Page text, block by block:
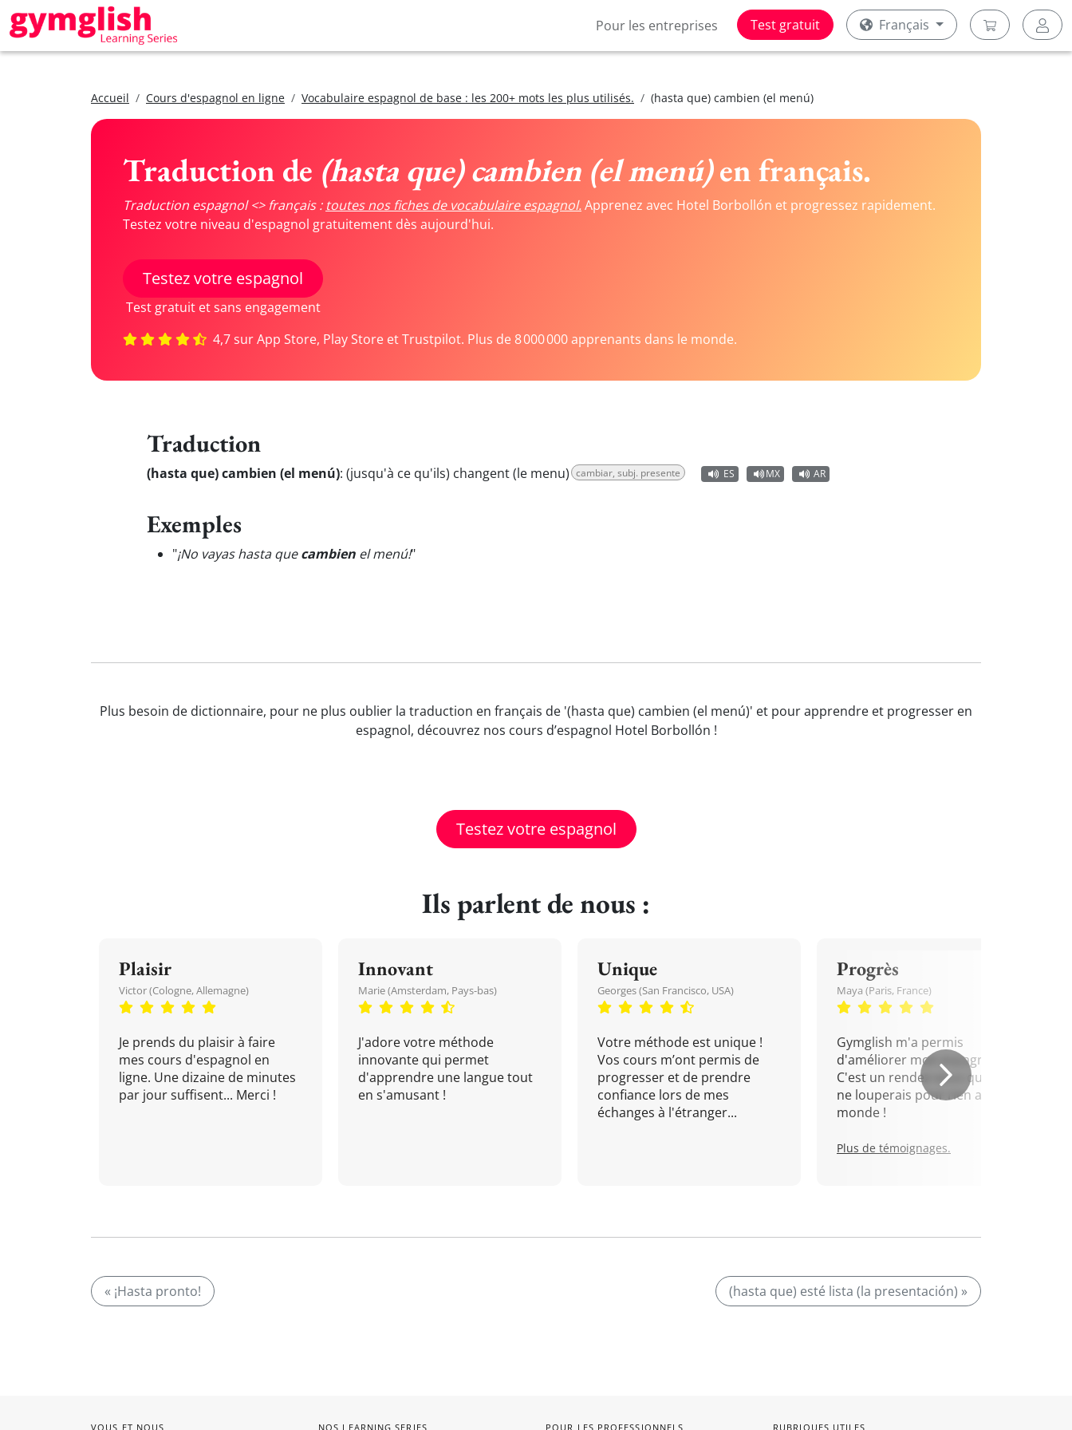
Pour les entreprises Test gratuit Français
Accueil Cours d'espagnol en ligne Vocabulaire espagnol de base : les 200+ mots les plus utilisés. (hasta que) cambien (el menú)
Traduction de (hasta que) cambien (el menú)en français.
Traduction espagnol <> français : toutes nos fiches de vocabulaire espagnol.Apprenez avec Hotel Borbollón et progressez rapidement.
Testez votre niveau d'espagnol gratuitement dès aujourd'hui.
Testez votre espagnol
Test gratuit et sans engagement
4,7 sur App Store, Play Store et Trustpilot. Plus de 8 000 000 apprenants dans le monde.
Traduction
(hasta que) cambien (el menú): (jusqu'à ce qu'ils) changent (le menu) cambiar, subj. presente ES MX AR
Exemples
"¡No vayas hasta quecambien el menú!"
Plus besoin de dictionnaire, pour ne plus oublier la traduction en français de '(hasta que) cambien (el menú)' et pour apprendre et progresser en
espagnol, découvrez nos cours d’espagnol Hotel Borbollón !
Testez votre espagnol
Ils parlent de nous :
Plaisir
Victor (Cologne, Allemagne)
Je prends du plaisir à faire
mes cours d'espagnol en
ligne. Une dizaine de minutes
par jour suffisent... Merci !
Innovant
Marie (Amsterdam, Pays-bas)
J'adore votre méthode
innovante qui permet
d'apprendre une langue tout
en s'amusant !
Unique
Georges (San Francisco, USA)
Votre méthode est unique !
Vos cours m’ont permis de
progresser et de prendre
confiance lors de mes
échanges à l'étranger...
Progrès
Maya (Paris, France)
Gymglish m'a permis
d'améliorer mon espagnol.
C'est un rendez-vous que je
ne louperais pour rien au
monde !
Plus de témoignages.
« ¡Hasta pronto! (hasta que) esté lista (la presentación) »
VOUS ET NOUS NOS LEARNING SERIES POUR LES PROFESSIONNELS RUBRIQUES UTILES